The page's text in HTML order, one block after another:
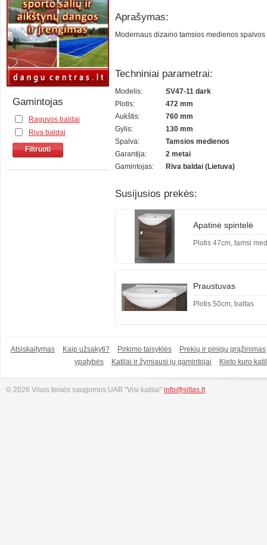
Gamintojas
Raguvos baldai
Riva baldai
Filtruoti
Aprašymas:
Modernaus dizaino tamsios medienos
Techniniai parametrai:
Modelis:
SV47-11 dark
Plotis:
472 mm
Aukštis:
760 mm
Gylis:
130 mm
Spalva:
Tamsios medienos
Garantija:
2 metai
Gamintojas:
Riva baldai (Lietuva)
Susijusios prekės:
Apatinė spintelė
Plotis 47cm, tamsi
Praustuvas
Plotis 50cm, baltas
Atsiskaitymas Kaip užsakyti? Pirkimo taisyklės
Prekių ir pinigų grąžinimas
ypatybės
Katilai ir žymiausi jų gamintojai Kieto kuro
© 2026 Visos teisės saugomos UAB "Visi katilai" info@siltas.lt